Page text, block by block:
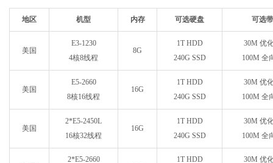
地区 机型 内存 可选硬盘 可选
美国
E3-1230
4核8线程
8G
1T HDD
240G SSD
30M 优
100M 全
美国
E5-2660
8核16线程
16G
1T HDD
240G SSD
30M 优
100M 全
美国
2*E5-2450L
16核32线程
16G
1T HDD
240G SSD
30M 优
100M 全
2*E5-2660
1T HDD
30M 优